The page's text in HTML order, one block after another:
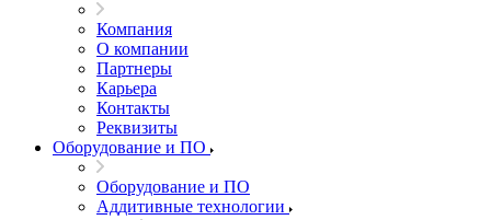
Компания
О компании
Партнеры
Карьера
Контакты
Реквизиты
Оборудование и ПО
Оборудование и ПО
Аддитивные технологии